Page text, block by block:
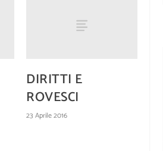
DIRITTI E
ROVESCI
23 Aprile 2016